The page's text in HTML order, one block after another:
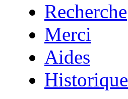
Recherche
Merci
Aides
Historique